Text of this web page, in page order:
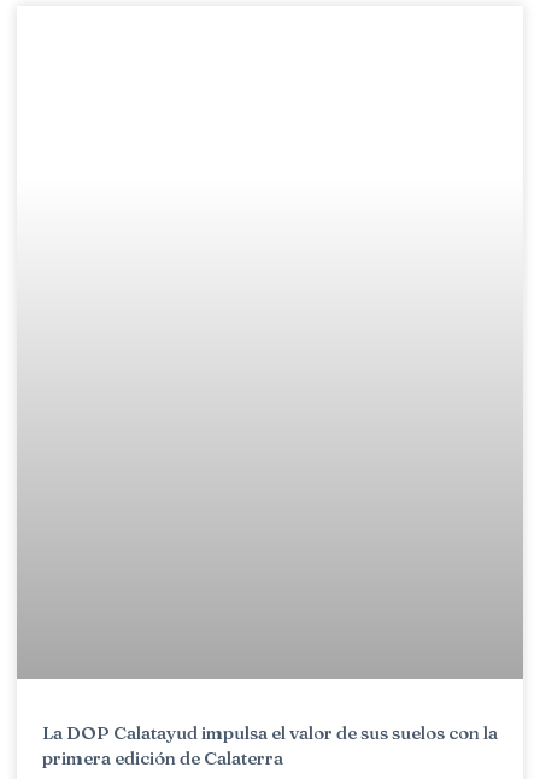
La DOP Calatayud impulsa el valor de sus suelos con la
primera edición de Calaterra